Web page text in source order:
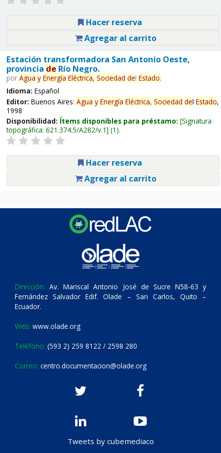
Hacer reserva
Agregar al carrito
Estación transformadora San Antonio Oeste,
provincia deRío Negro.
por Agua y Energía Eléctrica, Sociedad del Estado.
Idioma: Español
Editor: Buenos Aires: Agua y Energía Eléctrica, Sociedad del Estado,
1998
Disponibilidad: Ítems disponibles para préstamo: Signatura
topográfica: 621.374.5/A282/v.1 (1).
Hacer reserva
Agregar al carrito
Dirección: Av. Mariscal Antonio José de Sucre N58-63 y
Fernández Salvador Edif. Olade – San Carlos, Quito –
Ecuador.
Web: www.olade.org
Teléfono: (593 2) 259 8122 / 2598 280
Correo: centro.documentacion@olade.org
Tweets by cubemediaco